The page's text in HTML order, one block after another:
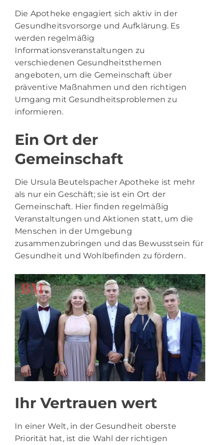
Die Apotheke engagiert sich aktiv in der
Gesundheitsvorsorge und Aufklärung. Es
werden regelmäßig
Informationsveranstaltungen zu
verschiedenen Gesundheitsthemen
angeboten, um die Gemeinschaft über
präventive Maßnahmen und den richtigen
Umgang mit Gesundheitsproblemen zu
informieren.
Ein Ort der
Gemeinschaft
Die Ursula Beutelspacher Apotheke ist mehr
als nur ein Geschäft; sie ist ein Ort der
Gemeinschaft. Hier finden regelmäßig
Veranstaltungen und Aktionen statt, um die
Menschen in der Umgebung
zusammenzubringen und das Bewusstsein für
Gesundheit und Wohlbefinden zu fördern.
Ihr Vertrauen wert
In einer Welt, in der Gesundheit oberste
Priorität hat, ist die Wahl der richtigen